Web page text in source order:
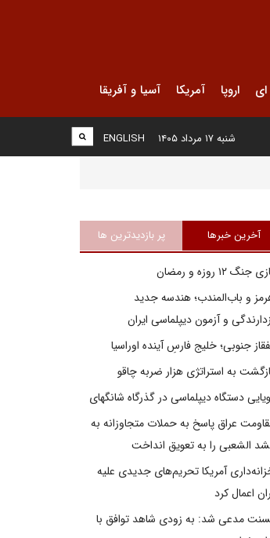
اروپا آمریکا آسیا و آفریقا
ENGLISH شنبه ۱۷ مرداد ۱۴۰۵
آخرین خبرها پر بازدیدترین ها
جنگ ۱۲ روزه و رمضان
و باب‌المندب؛ هندسه جدید
و آزمون دیپلماسی ایران
جنوبی؛ خلیج فارسِ آینده اوراسیا
به استراتژی هزار ضربه چاقو
دستگاه دیپلماسی در گذرگاه شانگهای
عراق پاسخ به حملات متجاوزانه به
الشعبی را به تعویق انداخت
آمریکا تحریم‌های جدیدی علیه
اعمال کرد
مدعی شد: به زودی شاهد توافق با